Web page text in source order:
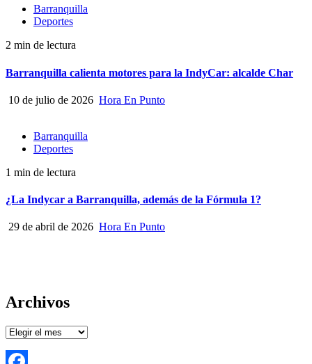
Barranquilla
Deportes
2 min de lectura
Barranquilla calienta motores para la IndyCar: alcalde Char
10 de julio de 2026 Hora En Punto
Barranquilla
Deportes
1 min de lectura
¿La Indycar a Barranquilla, además de la Fórmula 1?
29 de abril de 2026 Hora En Punto
Archivos
Archivos